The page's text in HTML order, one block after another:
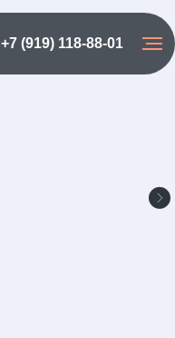
+7 (919) 118-88-01